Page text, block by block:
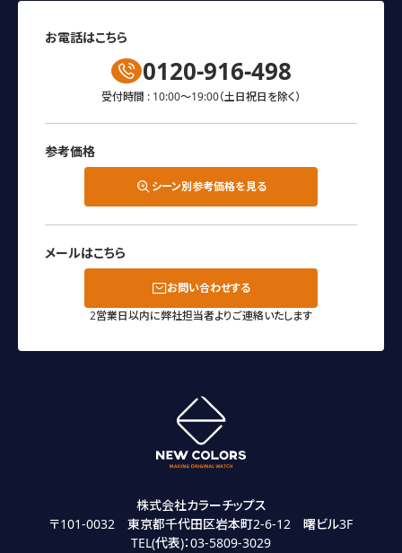
お電話はこちら
0120-916-498
受付時間 : 10:00～19:00（土日祝日を除く）
参考価格
シーン別参考価格を見る
メールはこちら
お問い合わせする
2営業日以内に弊社担当者よりご連絡いたします
株式会社カラーチップス
〒101-0032 東京都千代田区岩本町2-6-12 曙ビル3F
TEL(代表)：03-5809-3029